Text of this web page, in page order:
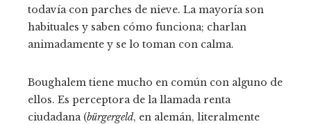
todavía con parches de nieve. La mayoría son
habituales y saben cómo funciona; charlan
animadamente y se lo toman con calma.
Boughalem tiene mucho en común con alguno de
ellos. Es perceptora de la llamada renta
ciudadana (bürgergeld, en alemán, literalmente